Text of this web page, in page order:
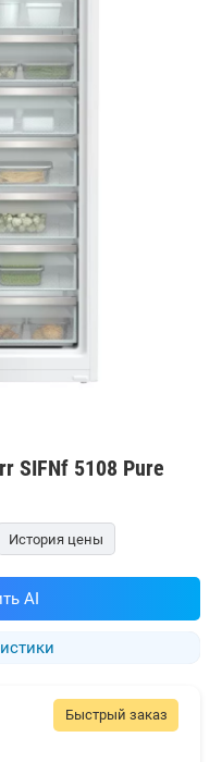
SIFNf 5108 Pure
История цены
AI
Быстрый заказ